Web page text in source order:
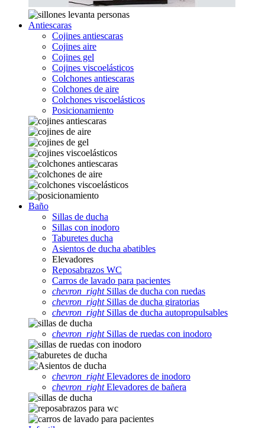
Antiescaras
Cojines antiescaras
Cojines aire
Cojines gel
Cojines viscoelásticos
Colchones antiescaras
Colchones de aire
Colchones viscoelásticos
Posicionamiento
Baño
Sillas de ducha
Sillas con inodoro
Taburetes ducha
Asientos de ducha abatibles
Elevadores
Reposabrazos WC
Carros de lavado para pacientes
chevron_rightSillas de ducha con ruedas
chevron_rightSillas de ducha giratorias
chevron_rightSillas de ducha autopropulsables
chevron_rightSillas de ruedas con inodoro
chevron_rightElevadores de inodoro
chevron_rightElevadores de bañera